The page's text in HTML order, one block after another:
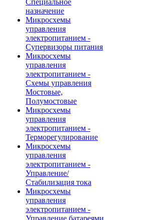
Специальное
назначение
Микросхемы
управления
электропитанием -
Супервизоры питания
Микросхемы
управления
электропитанием -
Схемы управления
Мостовые,
Полумостовые
Микросхемы
управления
электропитанием -
Терморегулирование
Микросхемы
управления
электропитанием -
Управление/
Стабилизация тока
Микросхемы
управления
электропитанием -
Управление батареями